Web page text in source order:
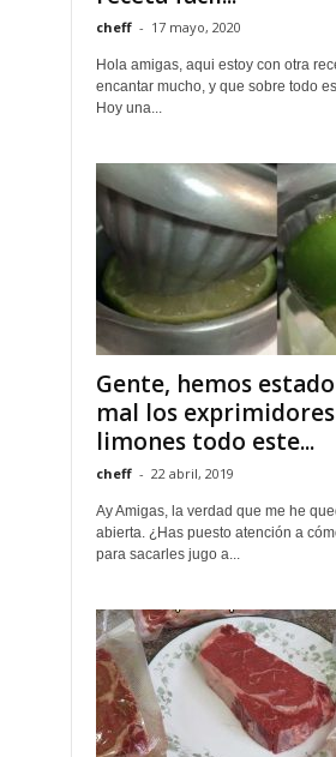
cheff - 17 mayo, 2020
Hola amigas, aqui estoy con otra
encantar mucho, y que sobre todo
Hoy una...
Gente, hemos
mal los
limones todo este...
cheff - 22 abril, 2019
Ay Amigas, la verdad que me he
abierta. ¿Has puesto atención a
para sacarles jugo a...